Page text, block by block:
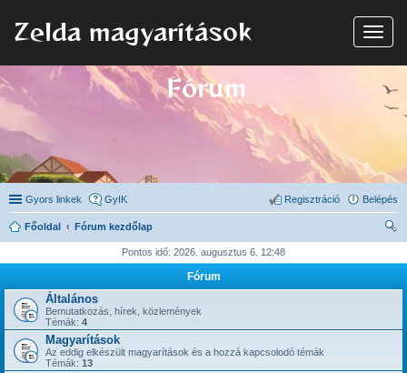
N
a
Zelda magyarítások
Fórum
Gyors linkek GyIK Belépés
Regisztráció
Főoldal
Fórum kezdőlap
s
Pontos idő: 2026. augusztus 6. 12:48
Fórum
Általános
Bemutatkozás, hírek, közlemények
Témák: 4
Magyarítások
Az eddig elkészült magyarítások és a hozzá kapcsolodó témák
Témák: 13